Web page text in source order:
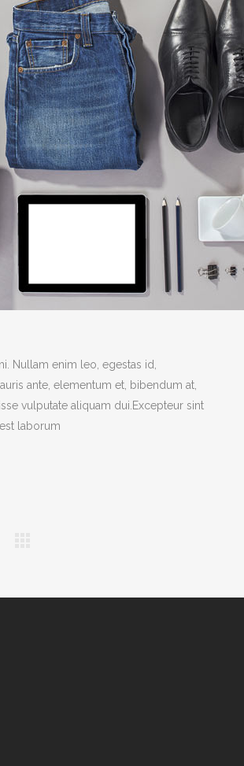
Nullam enim leo, egestas id,
ante, elementum et, bibendum at,
vulputate aliquam dui.Excepteur sint
laborum